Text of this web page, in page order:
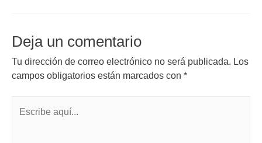
Deja un comentario
Tu dirección de correo electrónico no será publicada. Los
campos obligatorios están marcados con *